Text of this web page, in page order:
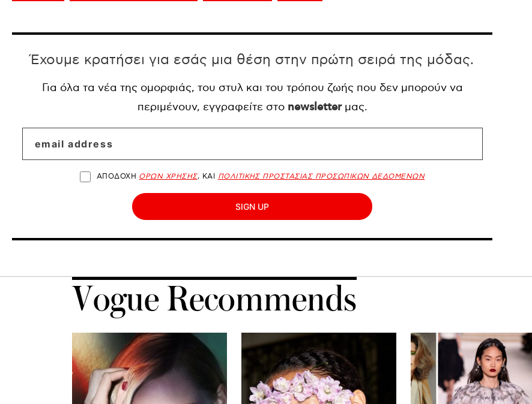
Έχουμε κρατήσει για εσάς μια θέση στην πρώτη σειρά της μόδας.
Για όλα τα νέα της ομορφιάς, του στυλ και του τρόπου ζωής που δεν μπορούν να
περιμένουν, εγγραφείτε στο newsletterμας.
ΑΠΟΔΟΧΗ ΟΡΩΝ ΧΡΗΣΗΣ, ΚΑΙ ΠΟΛΙΤΙΚΗΣ ΠΡΟΣΤΑΣΙΑΣ ΠΡΟΣΩΠΙΚΩΝ ΔΕΔΟΜΕΝΩΝ
SIGN UP
Vogue Recommends